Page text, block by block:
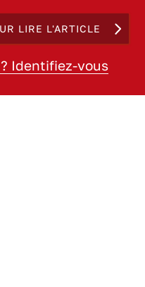
LIRE L'ARTICLE
Identifiez-vous